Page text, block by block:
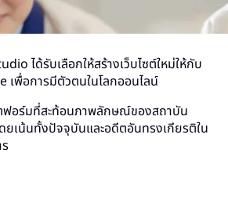
ได้รับเลือกให้สร้างเว็บไซต์ใหม่ให้กับ
พื่อการมีตัวตนในโลกออนไลน์
ฟอร์มที่สะท้อนภาพลักษณ์ของสถาบัน
ยเน้นทั้งปัจจุบันและอดีตอันทรงเกียรติใน